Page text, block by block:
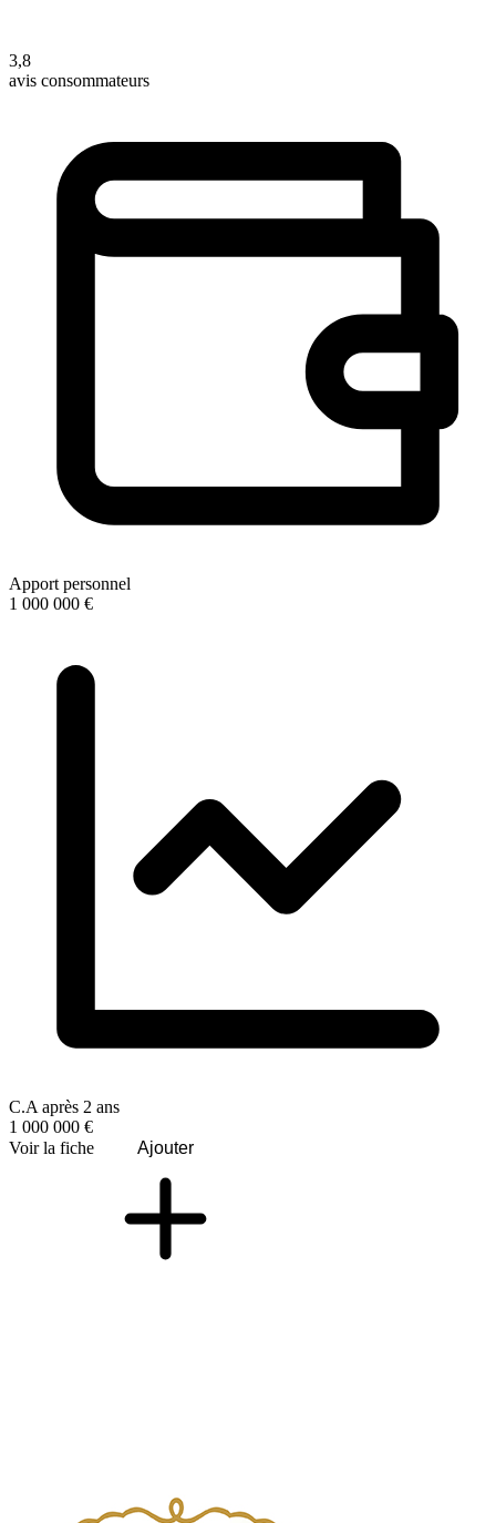
3,8
avis consommateurs
Apport personnel
1 000 000 €
C.A après 2 ans
1 000 000 €
Voir la fiche
Ajouter